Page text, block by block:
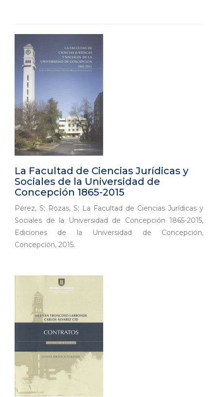
La Facultad de Ciencias Jurídicas y
Sociales de la Universidad de
Concepción 1865-2015
Pérez, S; Rozas, S; La Facultad de Ciencias Jurídicas y
Sociales de la Universidad de Concepción 1865-2015,
Ediciones de la Universidad de Concepción,
Concepción, 2015.